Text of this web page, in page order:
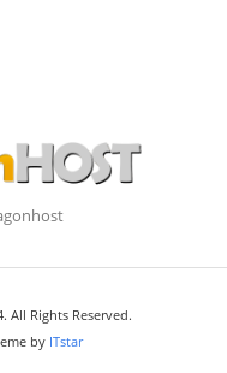
All Rights Reserved.
by ITstar